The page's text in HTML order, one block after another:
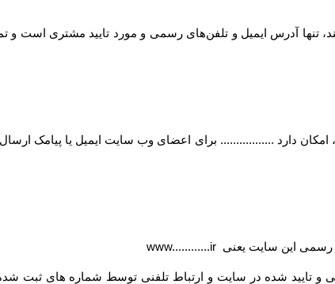
تنها آدرس ایمیل و تلفن‌های رسمی و مورد تایید مشتری است و
دارد ................. برای اعضای وب سایت ایمیل یا پیامک
رسمی این سایت یعنی www............ir
شده در سایت و ارتباط تلفنی توسط شماره های ثبت